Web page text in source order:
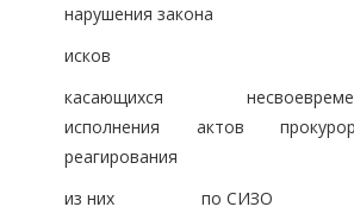
нарушения закона
исков
касающихся
исполнения актов
реагирования
из них по СИЗО